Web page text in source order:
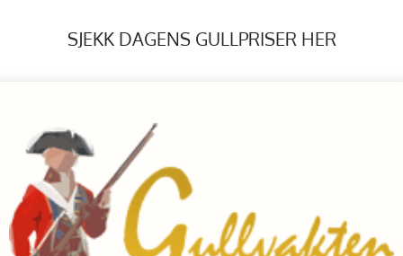
SJEKK DAGENS GULLPRISER HER